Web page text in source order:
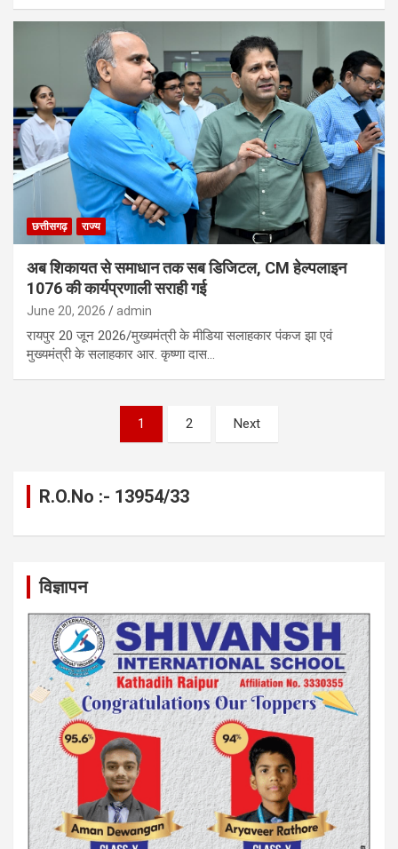
छत्तीसगढ़ राज्य
अब शिकायत से समाधान तक सब डिजिटल, CM हेल्पलाइन
1076 की कार्यप्रणाली सराही गई
June 20, 2026 admin
रायपुर 20 जून 2026/मुख्यमंत्री के मीडिया सलाहकार पंकज झा एवं
मुख्यमंत्री के सलाहकार आर. कृष्णा दास…
1 2 Next
R.O.No :- 13954/33
विज्ञापन